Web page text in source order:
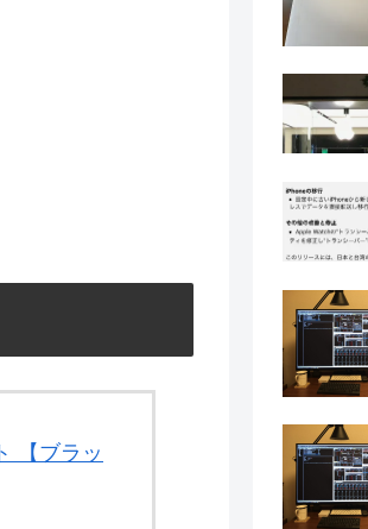
【ブラッ